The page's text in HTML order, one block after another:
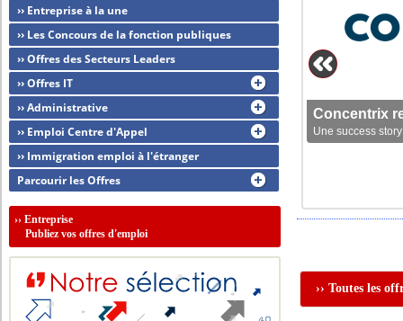
Concentrix
Une success
›› Toutes les
›› Entreprise à la une
›› Les Concours de la fonction publiques
›› Offres des Secteurs Leaders
›› Offres IT
›› Administrative
›› Emploi Centre d'Appel
›› Immigration emploi à l'étranger
Parcourir les Offres
››Entreprise
Publiez vos offres d'emploi